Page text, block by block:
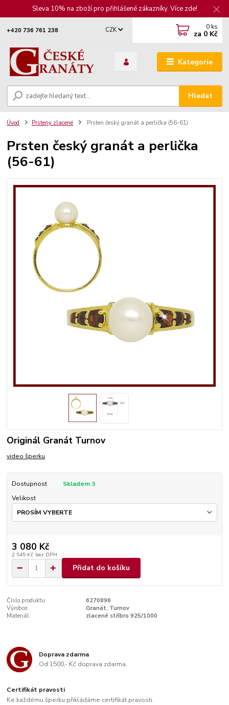
Sleva 10% na zboží pro přihlášené zákazníky. Více zde!
Kategorie
CZK
Hledat
+420 736 761 238 0 ks
za 0 Kč
Úvod Prsteny zlacené Prsten český granát a perlička (56-61)
Prsten český granát a perlička
(56-61)
Originál Granát Turnov
video šperku
Dostupnost
Skladem 3
Velikost
3 080 Kč
2 545 Kč bez DPH
Přidat do košíku
Číslo produktu:
6270896
Výrobce:
Granát, Turnov
Materiál:
zlacené stříbro 925/1000
Doprava zdarma
Od 1500,- Kč doprava zdarma.
Certifikát pravosti
Ke každému šperku přikládáme certifikát pravosti.